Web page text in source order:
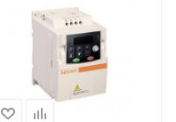
Частота, Гц
Номинальный ток на
выходе (А)